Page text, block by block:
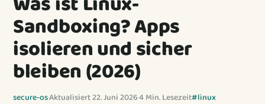
Sandboxing? Apps
isolieren und sicher
bleiben (2026)
secure-os·Aktualisiert 22. Juni 2026·4 Min. Lesezeit#linux